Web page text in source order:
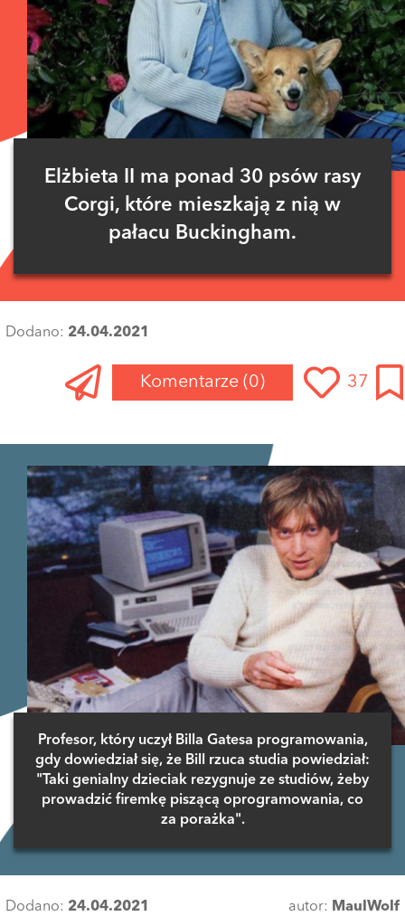
Elżbieta II ma ponad 30 psów rasy
Corgi, które mieszkają z nią w
pałacu Buckingham.
Dodano: 24.04.2021
Komentarze (0) 37
Profesor, który uczył Billa Gatesa programowania,
gdy dowiedział się, że Bill rzuca studia powiedział:
"Taki genialny dzieciak rezygnuje ze studiów, żeby
prowadzić firemkę piszącą oprogramowania, co
za porażka".
Dodano: 24.04.2021 autor: MaulWolf